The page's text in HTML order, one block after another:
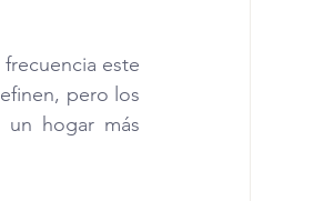
este
pero los
un hogar más